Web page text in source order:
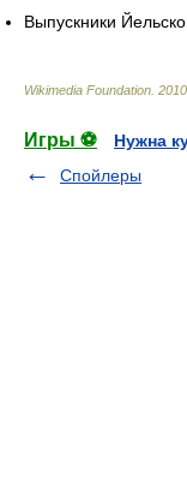
Выпускники
Wikimedia Foundation 2010
Игры ⚽
Нужна
Спойлеры